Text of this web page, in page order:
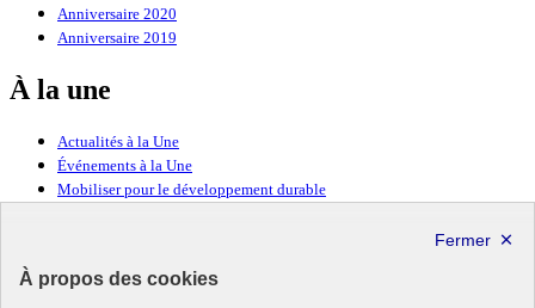
À propos des cookies
Anniversaire 2020
Anniversaire 2019
À la une
Actualités à la Une
Événements à la Une
Mobiliser pour le développement durable
Ressources